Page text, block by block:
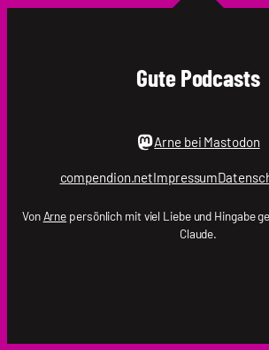
Gute Podcasts
Arne bei Mastodon
compendion.netImpressum
VonArne persönlich mit viel Liebe und Hingabe
Claude.